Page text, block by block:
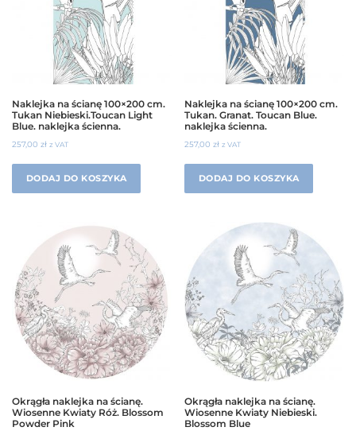
Naklejka na ścianę 100×200 cm.
Tukan Niebieski.Toucan Light
Blue. naklejka ścienna.
257,00 zł z VAT
DODAJ DO KOSZYKA
Naklejka na ścianę 100×200 cm.
Tukan. Granat. Toucan Blue.
naklejka ścienna.
257,00 zł z VAT
DODAJ DO KOSZYKA
Okrągła naklejka na ścianę.
Wiosenne Kwiaty Róż. Blossom
Powder Pink
Okrągła naklejka na ścianę.
Wiosenne Kwiaty Niebieski.
Blossom Blue